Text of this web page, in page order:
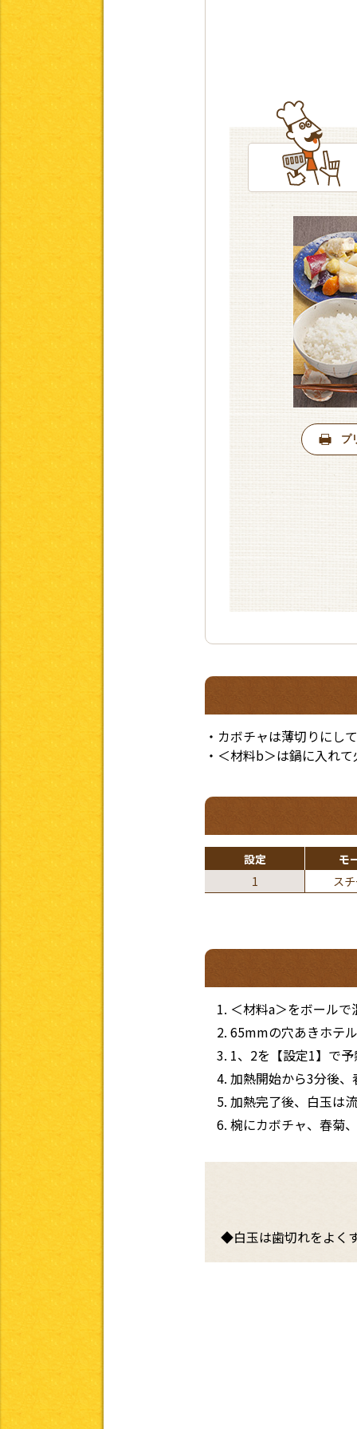
プ
・カボチャは薄切りにし
・＜材料b＞は鍋に入れ
設定
モ
1
ス
＜材料a＞をボール
65mmの穴あきホテ
1、2を【設定1】で
加熱開始から3分後
加熱完了後、白玉は
椀にカボチャ、春菊
◆白玉は歯切れをよく
「きっちんぷらす」「きっちん
要としない『常食』のレシピとな
以下の基準を設定し、レシピを
栄養摂取量について
5大栄養素について
エネルギー比率等について
塩分摂取量について
アレルギー食品について